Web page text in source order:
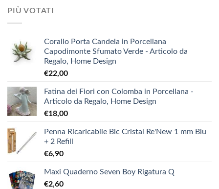
PIÙ VOTATI
Corallo Porta Candela in Porcellana
Capodimonte Sfumato Verde - Articolo da
Regalo, Home Design
€22,00
Fatina dei Fiori con Colomba in Porcellana -
Articolo da Regalo, Home Design
€18,00
Penna Ricaricabile Bic Cristal Re'New 1 mm Blu
+ 2 Refill
€6,90
Maxi Quaderno Seven Boy Rigatura Q
€2,60